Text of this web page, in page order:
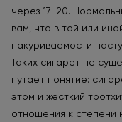
через 17-20.
вам, что в той или
накуриваемости
Таких сигарет не
путает понятие:
этом и жесткий
отношения к степени